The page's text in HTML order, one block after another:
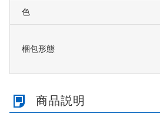
色
梱包形態
商品説明